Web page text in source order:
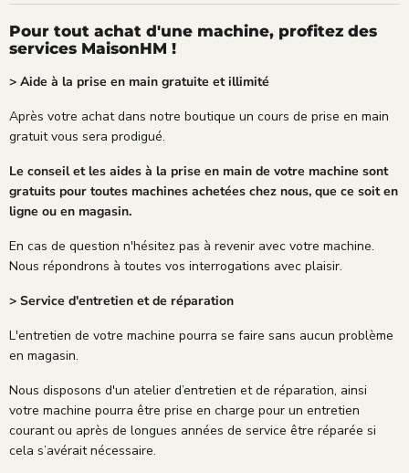
Pour tout achat d'une machine, profitez des
services MaisonHM !
> Aide à la prise en main gratuite et illimité
Après votre achat dans notre boutique un cours de prise en main
gratuit vous sera prodigué.
Le conseil et les aides à la prise en main de votre machine sont
gratuits pour toutes machines achetées chez nous, que ce soit en
ligne ou en magasin.
En cas de question n'hésitez pas à revenir avec votre machine.
Nous répondrons à toutes vos interrogations avec plaisir.
> Service d'entretien et de réparation
L'entretien de votre machine pourra se faire sans aucun problème
en magasin.
Nous disposons d'un atelier d’entretien et de réparation, ainsi
votre machine pourra être prise en charge pour un entretien
courant ou après de longues années de service être réparée si
cela s’avérait nécessaire.